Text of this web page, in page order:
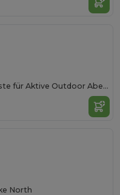
Kinder Fleece Weste für Aktive Outdoor Abenteuer
North